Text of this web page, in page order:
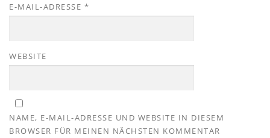
E-MAIL-ADRESSE *
WEBSITE
NAME, E-MAIL-ADRESSE UND WEBSITE IN DIESEM
BROWSER FÜR MEINEN NÄCHSTEN KOMMENTAR